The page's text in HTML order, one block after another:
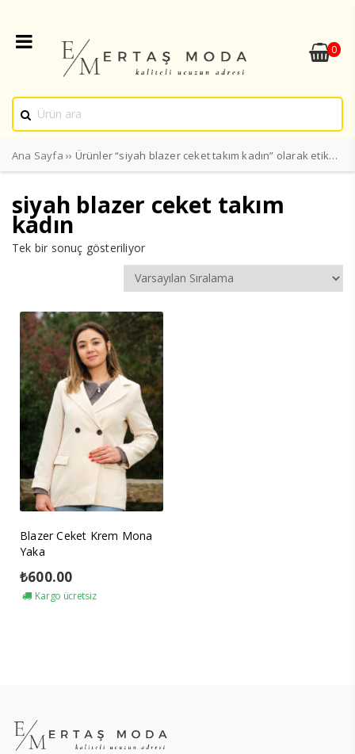
0
Ana Sayfa ›› Ürünler “siyah blazer ceket takım kadın” olarak etiketlendi
siyah blazer ceket takım
kadın
Tek bir sonuç gösteriliyor
Blazer Ceket Krem Mona
Yaka
₺600.00
Kargo ücretsiz